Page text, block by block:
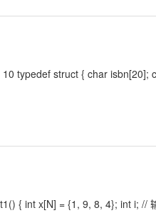
typedef struct { char isbn[20];
{ int x[N] = {1, 9, 8, 4}; int i; //